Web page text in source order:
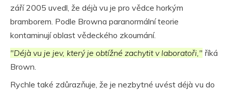
září 2005 uvedl, že déjà vu je pro vědce horkým
bramborem. Podle Browna paranormální teorie
kontaminují oblast vědeckého zkoumání.
"Déjà vu je jev, který je obtížné zachytit v laboratoři," říká
Brown.
Rychle také zdůrazňuje, že je nezbytné uvést déjà vu do